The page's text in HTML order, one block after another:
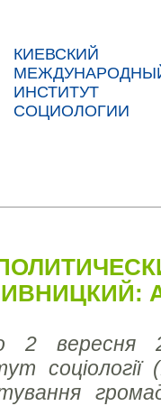
КИЕВСКИЙ
ИНСТИТУТ
СОЦИОЛОГИИ
вересня